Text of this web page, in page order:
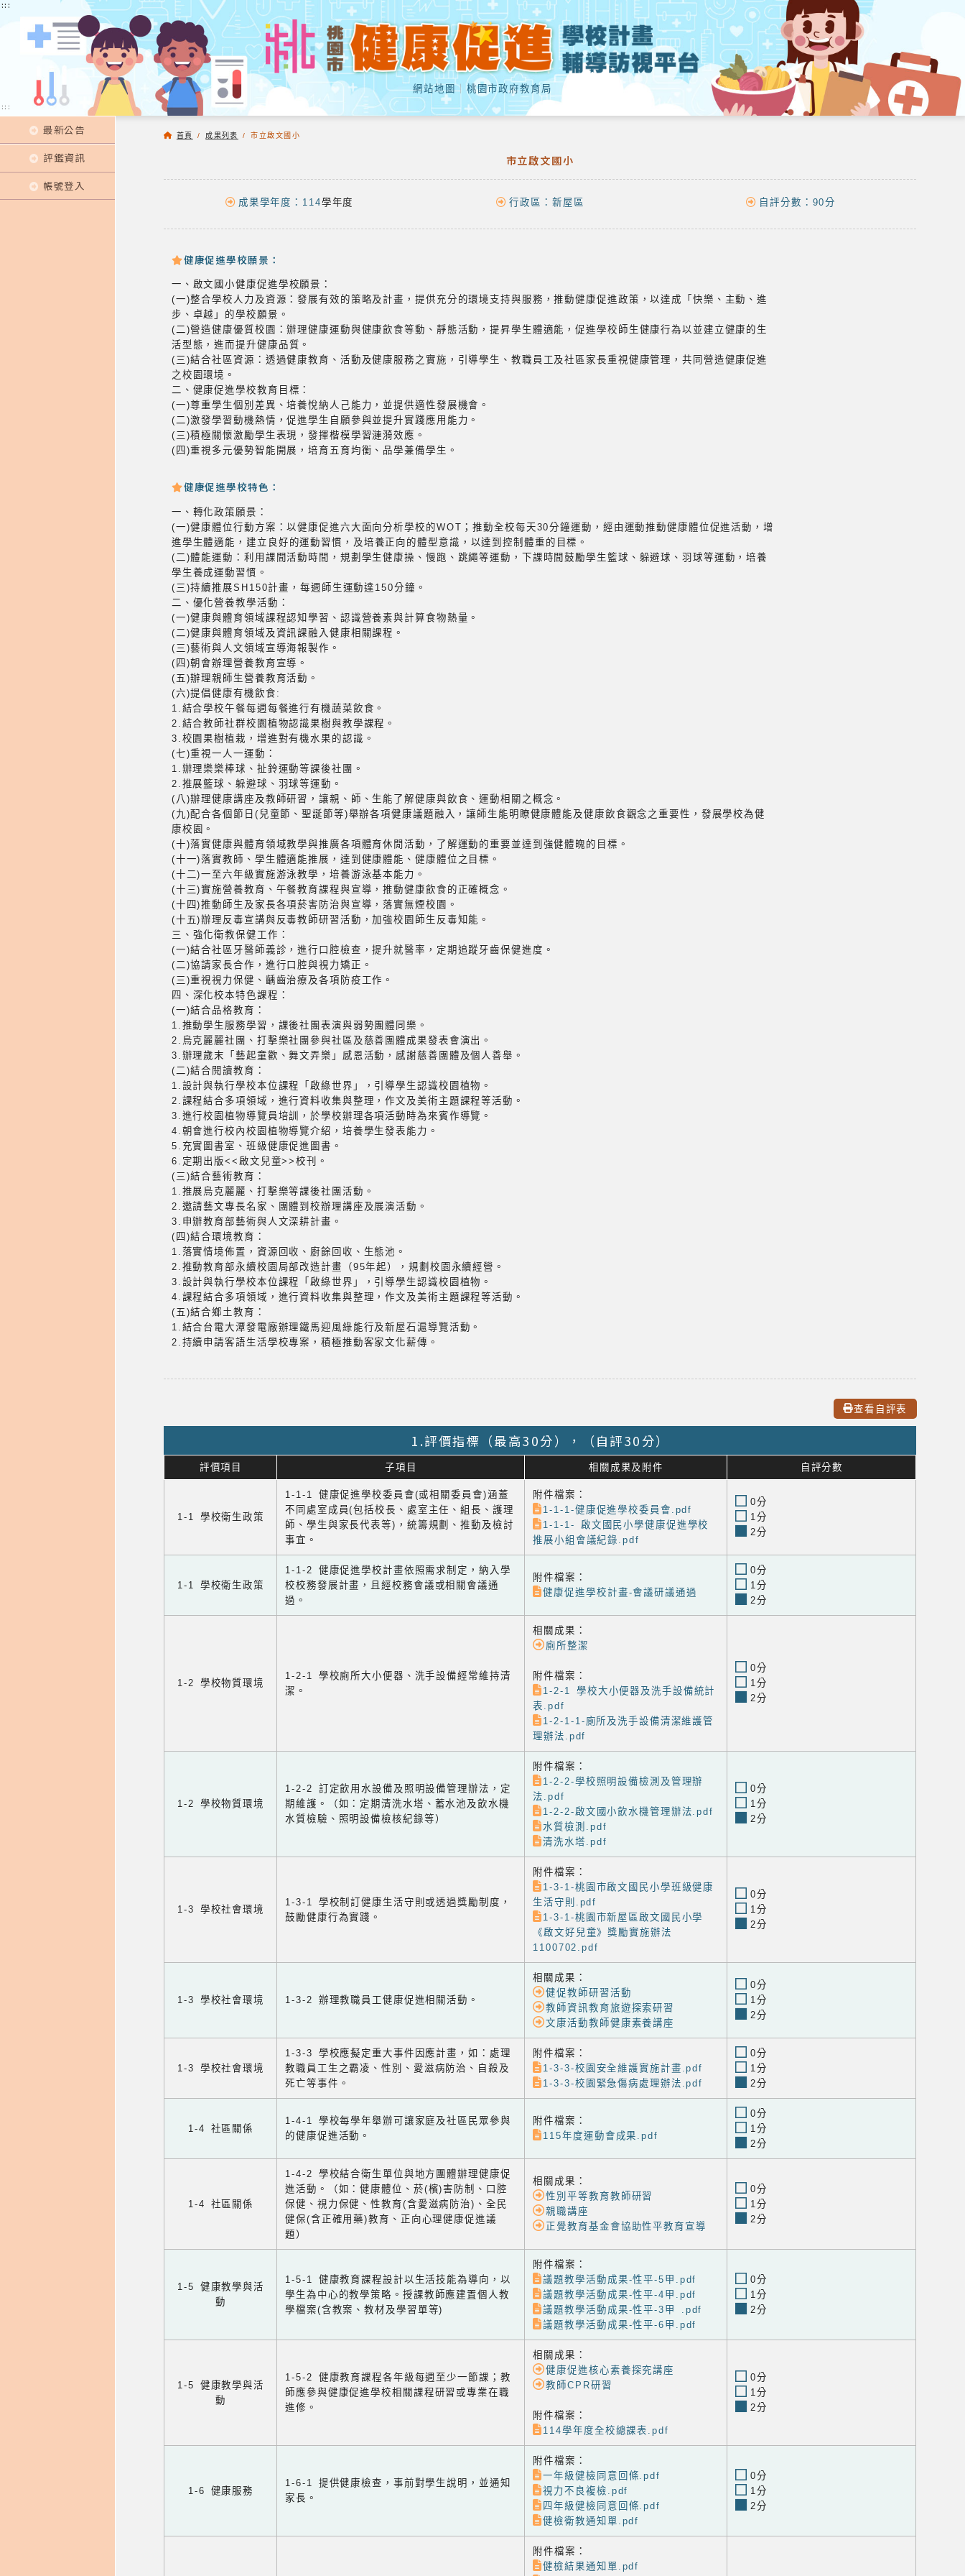
:::
網站地圖｜ 桃園市政府教育局
:::
最新公告
評鑑資訊
帳號登入
首頁 /成果列表 / 市立啟文國小
市立啟文國小
成果學年度：114學年度 行政區： 新屋區 自評分數： 90分
健康促進學校願景：
一、啟文國小健康促進學校願景：
(一)整合學校人力及資源：發展有效的策略及計畫，提供充分的環境支持與服務，推動健康促進政策，以達成「快樂、主動、進
步、卓越」的學校願景。
(二)營造健康優質校園：辦理健康運動與健康飲食等動、靜態活動，提昇學生體適能，促進學校師生健康行為以並建立健康的生
活型態，進而提升健康品質。
(三)結合社區資源：透過健康教育、活動及健康服務之實施，引導學生、教職員工及社區家長重視健康管理，共同營造健康促進
之校園環境。
二、健康促進學校教育目標：
(一)尊重學生個別差異、培養悅納人己能力，並提供適性發展機會。
(二)激發學習動機熱情，促進學生自願參與並提升實踐應用能力。
(三)積極關懷激勵學生表現，發揮楷模學習漣漪效應。
(四)重視多元優勢智能開展，培育五育均衡、品學兼備學生。
健康促進學校特色：
一、轉化政策願景：
(一)健康體位行動方案：以健康促進六大面向分析學校的WOT；推動全校每天30分鐘運動，經由運動推動健康體位促進活動，增
進學生體適能，建立良好的運動習慣，及培養正向的體型意識，以達到控制體重的目標。
(二)體能運動：利用課間活動時間，規劃學生健康操、慢跑、跳繩等運動，下課時間鼓勵學生籃球、躲避球、羽球等運動，培養
學生養成運動習慣。
(三)持續推展SH150計畫，每週師生運動達150分鐘。
二、優化營養教學活動：
(一)健康與體育領域課程認知學習、認識營養素與計算食物熱量。
(二)健康與體育領域及資訊課融入健康相關課程。
(三)藝術與人文領域宣導海報製作。
(四)朝會辦理營養教育宣導。
(五)辦理親師生營養教育活動。
(六)提倡健康有機飲食:
1.結合學校午餐每週每餐進行有機蔬菜飲食。
2.結合教師社群校園植物認識果樹與教學課程。
3.校園果樹植栽，增進對有機水果的認識。
(七)重視一人一運動：
1.辦理樂樂棒球、扯鈴運動等課後社團。
2.推展籃球、躲避球、羽球等運動。
(八)辦理健康講座及教師研習，讓親、師、生能了解健康與飲食、運動相關之概念。
(九)配合各個節日(兒童節、聖誕節等)舉辦各項健康議題融入，讓師生能明瞭健康體能及健康飲食觀念之重要性，發展學校為健
康校園。
(十)落實健康與體育領域教學與推廣各項體育休閒活動，了解運動的重要並達到強健體魄的目標。
(十一)落實教師、學生體適能推展，達到健康體能、健康體位之目標。
(十二)一至六年級實施游泳教學，培養游泳基本能力。
(十三)實施營養教育、午餐教育課程與宣導，推動健康飲食的正確概念。
(十四)推動師生及家長各項菸害防治與宣導，落實無煙校園。
(十五)辦理反毒宣講與反毒教師研習活動，加強校園師生反毒知能。
三、強化衛教保健工作：
(一)結合社區牙醫師義診，進行口腔檢查，提升就醫率，定期追蹤牙齒保健進度。
(二)協請家長合作，進行口腔與視力矯正。
(三)重視視力保健、齲齒治療及各項防疫工作。
四、深化校本特色課程：
(一)結合品格教育：
1.推動學生服務學習，課後社團表演與弱勢團體同樂。
2.烏克麗麗社團、打擊樂社團參與社區及慈善團體成果發表會演出。
3.辦理歲末「藝起童歡、舞文弄樂」感恩活動，感謝慈善團體及個人善舉。
(二)結合閱讀教育：
1.設計與執行學校本位課程「啟綠世界」，引導學生認識校園植物。
2.課程結合多項領域，進行資料收集與整理，作文及美術主題課程等活動。
3.進行校園植物導覽員培訓，於學校辦理各項活動時為來賓作導覽。
4.朝會進行校內校園植物導覽介紹，培養學生發表能力。
5.充實圖書室、班級健康促進圖書。
6.定期出版<<啟文兒童>>校刊。
(三)結合藝術教育：
1.推展烏克麗麗、打擊樂等課後社團活動。
2.邀請藝文專長名家、團體到校辦理講座及展演活動。
3.申辦教育部藝術與人文深耕計畫。
(四)結合環境教育：
1.落實情境佈置，資源回收、廚餘回收、生態池。
2.推動教育部永續校園局部改造計畫（95年起），規劃校園永續經營。
3.設計與執行學校本位課程「啟綠世界」，引導學生認識校園植物。
4.課程結合多項領域，進行資料收集與整理，作文及美術主題課程等活動。
(五)結合鄉土教育：
1.結合台電大潭發電廠辦理鐵馬迎風綠能行及新屋石滬導覽活動。
2.持續申請客語生活學校專案，積極推動客家文化薪傳。
查看自評表
1.評價指標（最高30分），（自評30分）
評價項目 子項目 相關成果及附件 自評分數
1-1 學校衛生政策
1-1-1 健康促進學校委員會(或相關委員會)涵蓋
不同處室成員(包括校長、處室主任、組長、護理
師、學生與家長代表等)，統籌規劃、推動及檢討
事宜。
附件檔案：
1-1-1-健康促進學校委員會.pdf
1-1-1- 啟文國民小學健康促進學校
推展小組會議紀錄.pdf
0分
1分
2分
1-1 學校衛生政策
1-1-2 健康促進學校計畫依照需求制定，納入學
校校務發展計畫，且經校務會議或相關會議通
過。
附件檔案：
健康促進學校計畫-會議研議通過
0分
1分
2分
1-2 學校物質環境
1-2-1 學校廁所大小便器、洗手設備經常維持清
潔。
相關成果：
廁所整潔
附件檔案：
1-2-1 學校大小便器及洗手設備統計
表.pdf
1-2-1-1-廁所及洗手設備清潔維護管
理辦法.pdf
0分
1分
2分
1-2 學校物質環境
1-2-2 訂定飲用水設備及照明設備管理辦法，定
期維護。（如：定期清洗水塔、蓄水池及飲水機
水質檢驗、照明設備檢核紀錄等）
附件檔案：
1-2-2-學校照明設備檢測及管理辦
法.pdf
1-2-2-啟文國小飲水機管理辦法.pdf
水質檢測.pdf
清洗水塔.pdf
0分
1分
2分
1-3 學校社會環境
1-3-1 學校制訂健康生活守則或透過獎勵制度，
鼓勵健康行為實踐。
附件檔案：
1-3-1-桃園市啟文國民小學班級健康
生活守則.pdf
1-3-1-桃園市新屋區啟文國民小學
《啟文好兒童》獎勵實施辦法
1100702.pdf
0分
1分
2分
1-3 學校社會環境 1-3-2 辦理教職員工健康促進相關活動。
相關成果：
健促教師研習活動
教師資訊教育旅遊探索研習
文康活動教師健康素養講座
0分
1分
2分
1-3 學校社會環境
1-3-3 學校應擬定重大事件因應計畫，如：處理
教職員工生之霸凌、性別、愛滋病防治、自殺及
死亡等事件。
附件檔案：
1-3-3-校園安全維護實施計畫.pdf
1-3-3-校園緊急傷病處理辦法.pdf
0分
1分
2分
1-4 社區關係
1-4-1 學校每學年舉辦可讓家庭及社區民眾參與
的健康促進活動。
附件檔案：
115年度運動會成果.pdf
0分
1分
2分
1-4 社區關係
1-4-2 學校結合衛生單位與地方團體辦理健康促
進活動。（如：健康體位、菸(檳)害防制、口腔
保健、視力保健、性教育(含愛滋病防治)、全民
健保(含正確用藥)教育、正向心理健康促進議
題）
相關成果：
性別平等教育教師研習
親職講座
正覺教育基金會協助性平教育宣導
0分
1分
2分
1-5 健康教學與活
動
1-5-1 健康教育課程設計以生活技能為導向，以
學生為中心的教學策略。授課教師應建置個人教
學檔案(含教案、教材及學習單等)
附件檔案：
議題教學活動成果-性平-5甲.pdf
議題教學活動成果-性平-4甲.pdf
議題教學活動成果-性平-3甲 .pdf
議題教學活動成果-性平-6甲.pdf
0分
1分
2分
1-5 健康教學與活
動
1-5-2 健康教育課程各年級每週至少一節課；教
師應參與健康促進學校相關課程研習或專業在職
進修。
相關成果：
健康促進核心素養探究講座
教師CPR研習
附件檔案：
114學年度全校總課表.pdf
0分
1分
2分
1-6 健康服務
1-6-1 提供健康檢查，事前對學生說明，並通知
家長。
附件檔案：
一年級健檢同意回條.pdf
視力不良複檢.pdf
四年級健檢同意回條.pdf
健檢衛教通知單.pdf
0分
1分
2分
附件檔案：
健檢結果通知單.pdf
:::